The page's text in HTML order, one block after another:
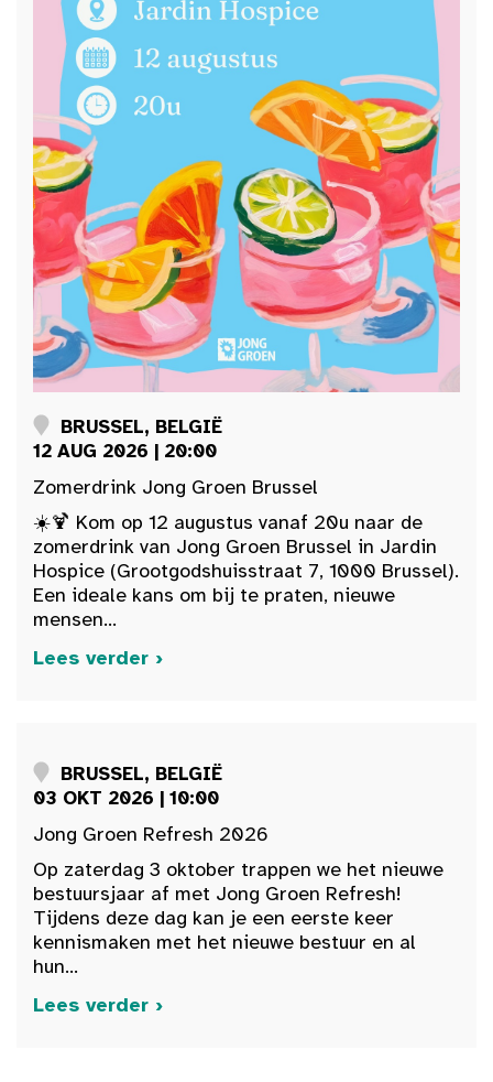
BRUSSEL, BELGIË
12 AUG 2026 | 20:00
Zomerdrink Jong Groen Brussel
☀️🍹 Kom op 12 augustus vanaf 20u naar de
zomerdrink van Jong Groen Brussel in Jardin
Hospice (Grootgodshuisstraat 7, 1000 Brussel).
Een ideale kans om bij te praten, nieuwe
mensen...
Lees verder ›
BRUSSEL, BELGIË
03 OKT 2026 | 10:00
Jong Groen Refresh 2026
Op zaterdag 3 oktober trappen we het nieuwe
bestuursjaar af met Jong Groen Refresh!
Tijdens deze dag kan je een eerste keer
kennismaken met het nieuwe bestuur en al
hun...
Lees verder ›